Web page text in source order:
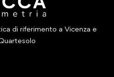
di riferimento a Vicenza e